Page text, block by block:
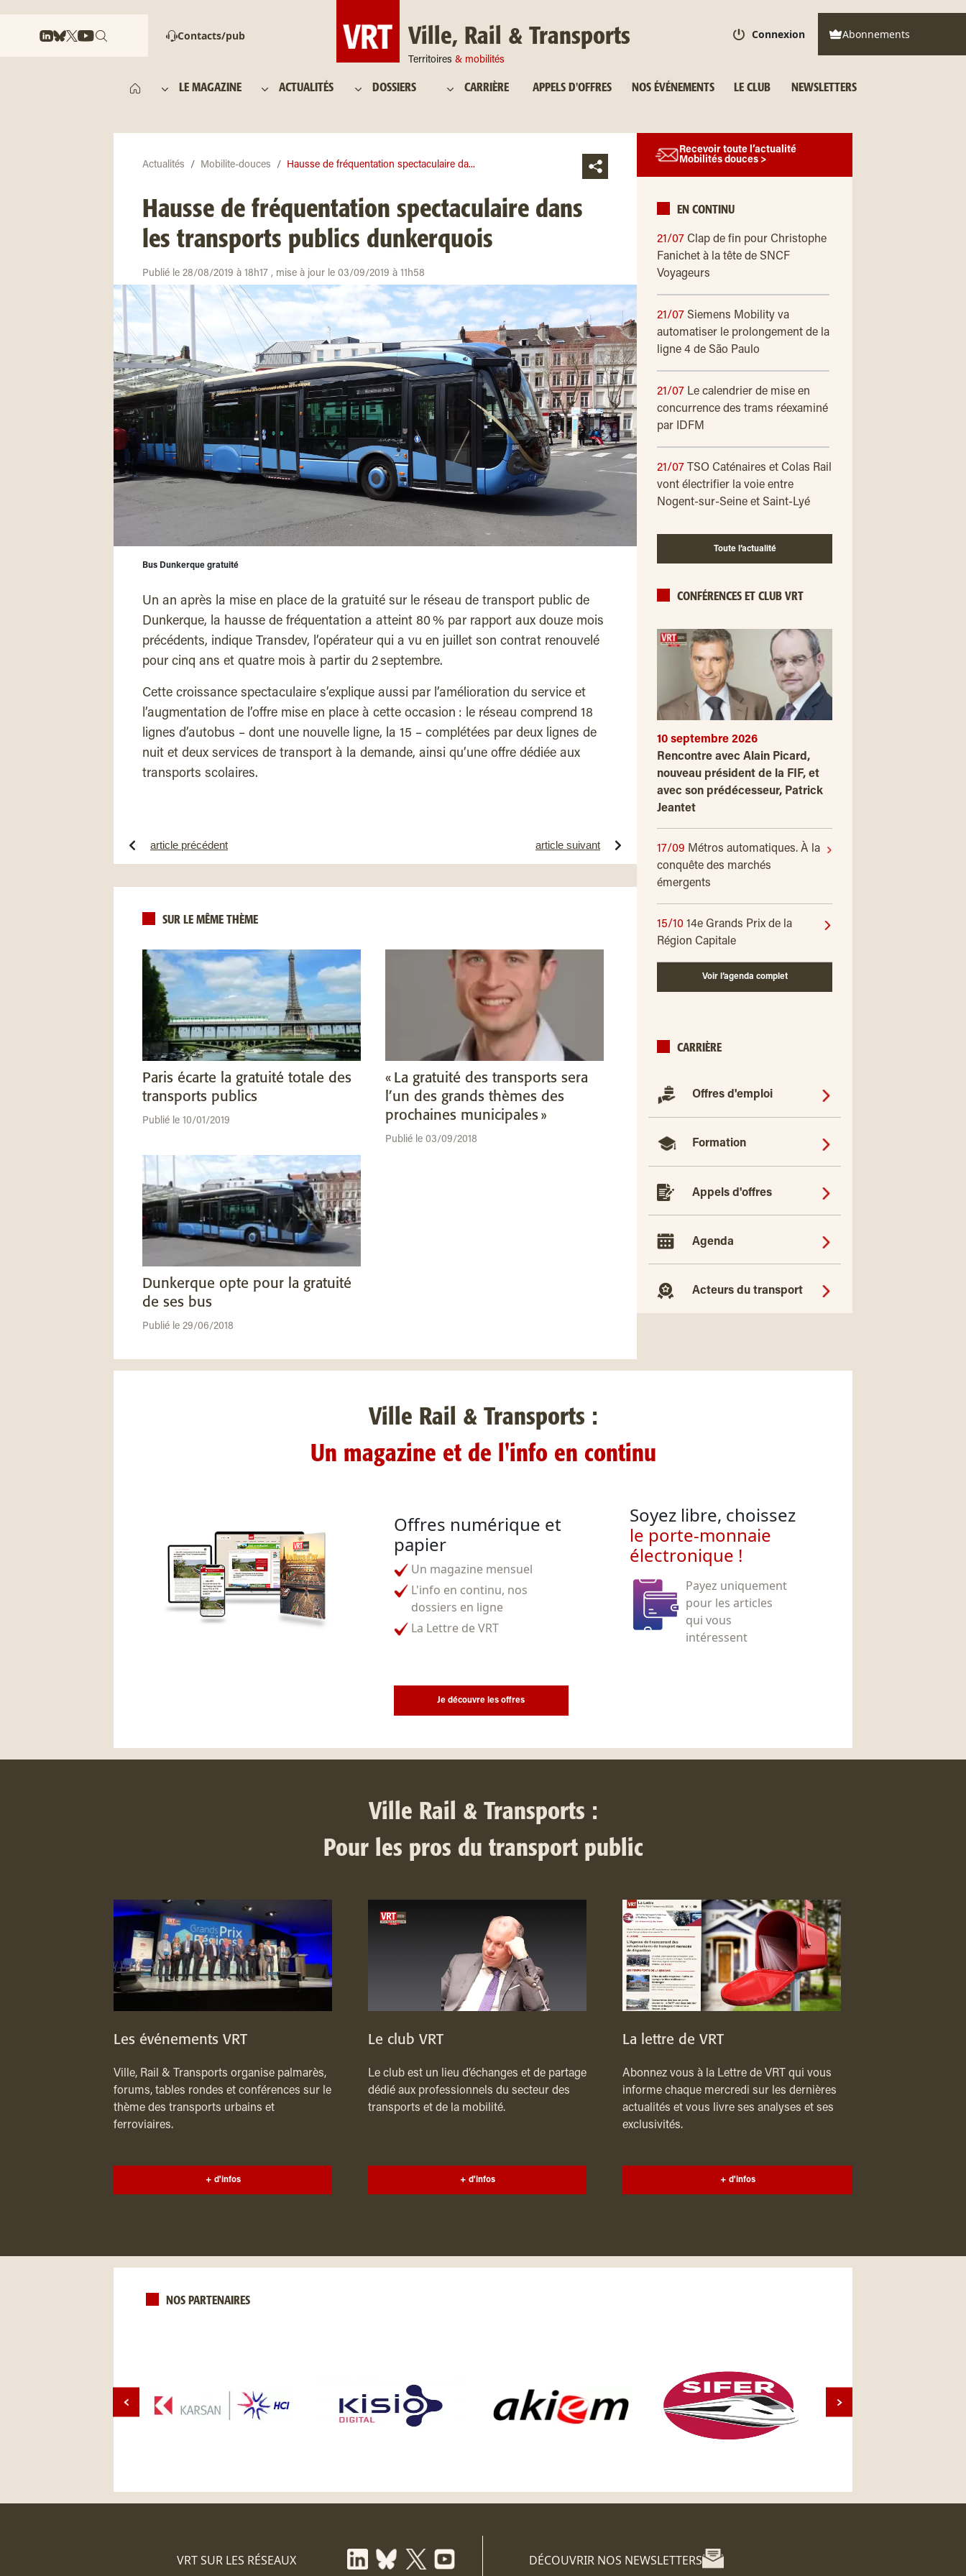
Contacts/pub Ville, Rail & Transports
Territoires & mobilités
Connexion Abonnements
LE MAGAZINE ACTUALITÉS DOSSIERS CARRIÈRE APPELS D'OFFRES NOS ÉVÉNEMENTS LE CLUB NEWSLETTERS
Actualités Mobilite-douces Hausse de fréquentation spectaculaire da...
Hausse de fréquentation spectaculaire dans
les transports publics dunkerquois
Publié le 28/08/2019 à 18h17 , mise à jour le 03/09/2019 à 11h58
Bus Dunkerque gratuité
Un an après la mise en place de la gratuité sur le réseau de transport public de
Dunkerque, la hausse de fréquentation a atteint 80 % par rapport aux douze mois
précédents, indique Transdev, l’opérateur qui a vu en juillet son contrat renouvelé
pour cinq ans et quatre mois à partir du 2 septembre.
Cette croissance spectaculaire s’explique aussi par l’amélioration du service et
l’augmentation de l’offre mise en place à cette occasion : le réseau comprend 18
lignes d’autobus – dont une nouvelle ligne, la 15 – complétées par deux lignes de
nuit et deux services de transport à la demande, ainsi qu’une offre dédiée aux
transports scolaires.
article précédent article suivant
SUR LE MÊME THÈME
Paris écarte la gratuité totale des
transports publics
Publié le 10/01/2019
« La gratuité des transports sera
l’un des grands thèmes des
prochaines municipales »
Publié le 03/09/2018
Dunkerque opte pour la gratuité
de ses bus
Publié le 29/06/2018
Recevoir toute l’actualité
Mobilités douces >
EN CONTINU
21/07 Clap de fin pour Christophe
Fanichet à la tête de SNCF
Voyageurs
21/07 Siemens Mobility va
automatiser le prolongement de la
ligne 4 de São Paulo
21/07 Le calendrier de mise en
concurrence des trams réexaminé
par IDFM
21/07
TSO Caténaires et Colas Rail
vont électrifier la voie entre
Nogent-sur-Seine et Saint-Lyé
Toute l’actualité
CONFÉRENCES ET CLUB VRT
10 septembre 2026
Rencontre avec Alain Picard,
nouveau président de la FIF, et
avec son prédécesseur, Patrick
Jeantet
17/09 Métros automatiques. À la
conquête des marchés
émergents
15/10 14e Grands Prix de la
Région Capitale
Voir l’agenda complet
CARRIÈRE
Offres d'emploi
Formation
Appels d'offres
Agenda
Acteurs du transport
Ville Rail & Transports :
Un magazine et de l'info en continu
Offres numérique et
papier
Un magazine mensuel
L'info en continu, nos
dossiers en ligne
La Lettre de VRT
Soyez libre, choissez
le porte-monnaie
électronique !
Payez uniquement
pour les articles
qui vous
intéressent
Je découvre les offres
Ville Rail & Transports :
Pour les pros du transport public
Les événements VRT
Ville, Rail & Transports organise palmarès,
forums, tables rondes et conférences sur le
thème des transports urbains et
ferroviaires.
+ d'infos
Le club VRT
Le club est un lieu d’échanges et de partage
dédié aux professionnels du secteur des
transports et de la mobilité.
+ d'infos
La lettre de VRT
Abonnez vous à la Lettre de VRT qui vous
informe chaque mercredi sur les dernières
actualités et vous livre ses analyses et ses
exclusivités.
+ d'infos
NOS PARTENAIRES
VRT SUR LES RÉSEAUX DÉCOUVRIR NOS NEWSLETTERS